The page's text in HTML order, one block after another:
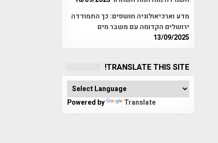
מדע וארכיאולוגיה חושפים: כך התמודדה
ירושלים הקדומה עם משבר מים
13/09/2025
TRANSLATE THIS SITE!
Powered by Translate